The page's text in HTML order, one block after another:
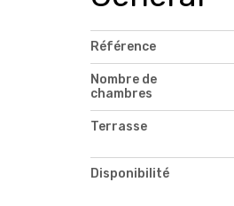
Référence
Nombre de
chambres
Terrasse
Disponibilité